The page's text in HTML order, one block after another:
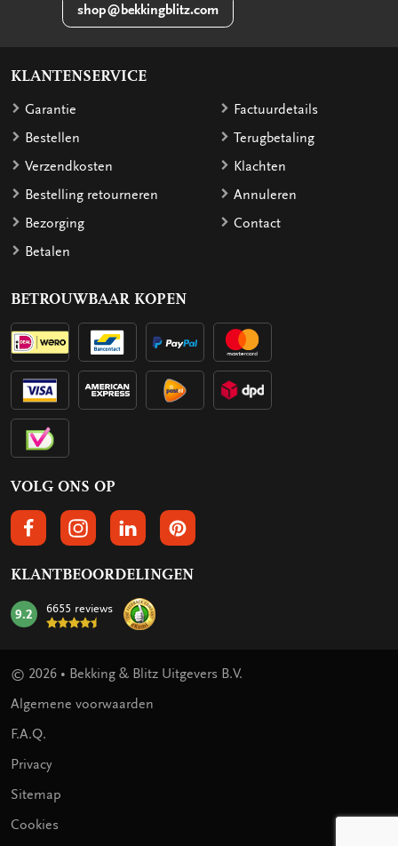
shop@bekkingblitz.com
KLANTENSERVICE
Garantie
Bestellen
Verzendkosten
Bestelling retourneren
Bezorging
Betalen
Factuurdetails
Terugbetaling
Klachten
Annuleren
Contact
BETROUWBAAR KOPEN
VOLG ONS OP
VOLGS ONS OP FACEBOOK
VOLG ONS OP INSTAGRAM
VOLG ONS OP LINKEDIN
VOLG ONS OP PINTEREST
KLANTBEOORDELINGEN
mark:
9.2 6655 reviews
© 2026 • Bekking & Blitz Uitgevers B.V.
Algemene voorwaarden
F.A.Q.
Privacy
Sitemap
Cookies